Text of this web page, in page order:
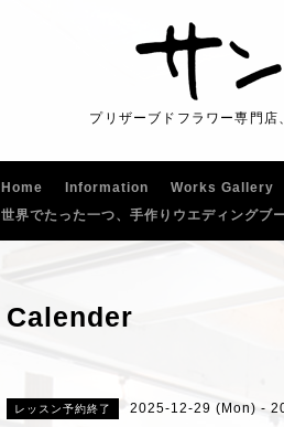
プリザーブドフラワー専門
Home Information Works Gallery
世界でたった一つ、手作りウエディングブ
Calender
レッスン予約終了 2025-12-29 (Mon) -